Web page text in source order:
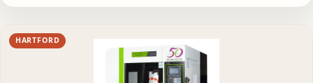
HARTFORD